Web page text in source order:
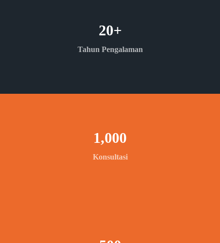
Tahun Pengalaman
20+
Konsultasi
1,000